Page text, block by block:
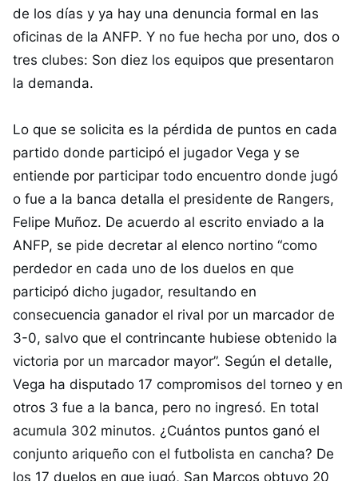
de los días y ya hay una denuncia formal en las
oficinas de la ANFP. Y no fue hecha por uno, dos o
tres clubes: Son diez los equipos que presentaron
la demanda.
Lo que se solicita es la pérdida de puntos en cada
partido donde participó el jugador Vega y se
entiende por participar todo encuentro donde jugó
o fue a la banca detalla el presidente de Rangers,
Felipe Muñoz. De acuerdo al escrito enviado a la
ANFP, se pide decretar al elenco nortino “como
perdedor en cada uno de los duelos en que
participó dicho jugador, resultando en
consecuencia ganador el rival por un marcador de
3-0, salvo que el contrincante hubiese obtenido la
victoria por un marcador mayor”. Según el detalle,
Vega ha disputado 17 compromisos del torneo y en
otros 3 fue a la banca, pero no ingresó. En total
acumula 302 minutos. ¿Cuántos puntos ganó el
conjunto ariqueño con el futbolista en cancha? De
los 17 duelos en que jugó, San Marcos obtuvo 20